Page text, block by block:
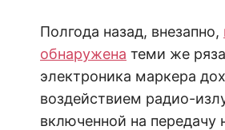
Полгода назад, внезапно,
обнаружена теми же
электроника маркера
воздействием радио-
включенной на передачу